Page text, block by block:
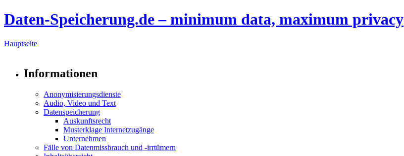
Daten-Speicherung.de – minimum data, maximum privacy
Hauptseite
Informationen
Anonymisierungsdienste
Audio, Video und Text
Datenspeicherung
Auskunftsrecht
Musterklage Internetzugänge
Unternehmen
Fälle von Datenmissbrauch und -irrtümern